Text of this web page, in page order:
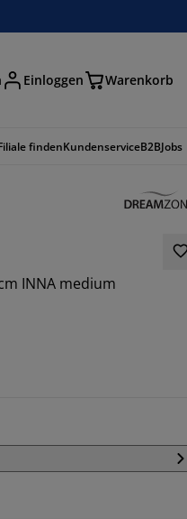
Einloggen Warenkorb
findenKundenserviceB2BJobs
INNA medium